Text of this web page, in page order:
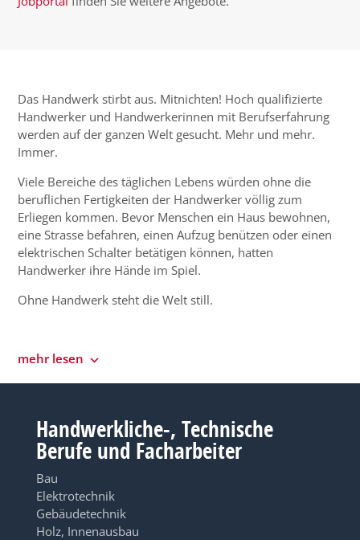
Das Handwerk stirbt aus. Mitnichten! Hoch qualifizierte
Handwerker und Handwerkerinnen mit Berufserfahrung
werden auf der ganzen Welt gesucht. Mehr und mehr.
Immer.
Viele Bereiche des täglichen Lebens würden ohne die
beruflichen Fertigkeiten der Handwerker völlig zum
Erliegen kommen. Bevor Menschen ein Haus bewohnen,
eine Strasse befahren, einen Aufzug benützen oder einen
elektrischen Schalter betätigen können, hatten
Handwerker ihre Hände im Spiel.
Ohne Handwerk steht die Welt still.
mehr lesen
Handwerkliche-, Technische
Berufe und Facharbeiter
Bau
Elektrotechnik
Gebäudetechnik
Holz, Innenausbau